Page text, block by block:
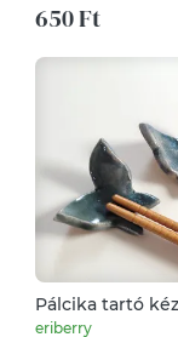
650 Ft
Pálcika tartó
készített kerámia
eriberry